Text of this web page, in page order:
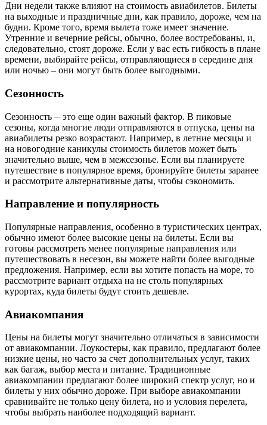
Дни недели также влияют на стоимость авиабилетов. Билеты
на выходные и праздничные дни, как правило, дороже, чем на
будни. Кроме того, время вылета тоже имеет значение.
Утренние и вечерние рейсы, обычно, более востребованы, и,
следовательно, стоят дороже. Если у вас есть гибкость в плане
времени, выбирайте рейсы, отправляющиеся в середине дня
или ночью – они могут быть более выгодными.
Сезонность
Сезонность ⏤ это еще один важный фактор. В пиковые
сезоны, когда многие люди отправляются в отпуска, цены на
авиабилеты резко возрастают. Например, в летние месяцы и
на новогодние каникулы стоимость билетов может быть
значительно выше, чем в межсезонье. Если вы планируете
путешествие в популярное время, бронируйте билеты заранее
и рассмотрите альтернативные даты, чтобы сэкономить.
Направление и популярность
Популярные направления, особенно в туристических центрах,
обычно имеют более высокие цены на билеты. Если вы
готовы рассмотреть менее популярные направления или
путешествовать в несезон, вы можете найти более выгодные
предложения. Например, если вы хотите попасть на море, то
рассмотрите вариант отдыха на не столь популярных
курортах, куда билеты будут стоить дешевле.
Авиакомпания
Цены на билеты могут значительно отличаться в зависимости
от авиакомпании. Лоукостеры, как правило, предлагают более
низкие цены, но часто за счет дополнительных услуг, таких
как багаж, выбор места и питание. Традиционные
авиакомпании предлагают более широкий спектр услуг, но и
билеты у них обычно дороже. При выборе авиакомпании
сравнивайте не только цену билета, но и условия перелета,
чтобы выбрать наиболее подходящий вариант.